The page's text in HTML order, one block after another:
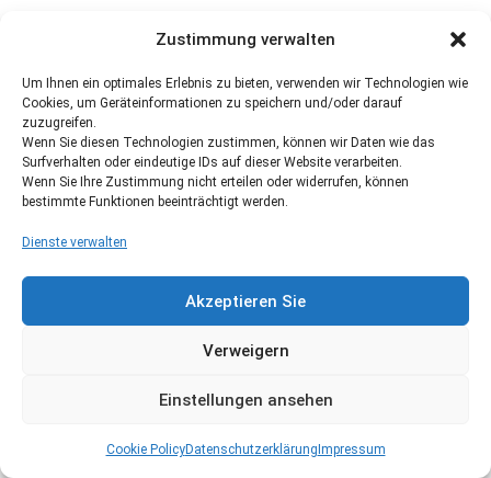
Zustimmung verwalten
Um Ihnen ein optimales Erlebnis zu bieten, verwenden wir Technologien wie
Cookies, um Geräteinformationen zu speichern und/oder darauf
zuzugreifen.
Wenn Sie diesen Technologien zustimmen, können wir Daten wie das
Surfverhalten oder eindeutige IDs auf dieser Website verarbeiten.
Wenn Sie Ihre Zustimmung nicht erteilen oder widerrufen, können
bestimmte Funktionen beeinträchtigt werden.
Dienste verwalten
Akzeptieren Sie
Verweigern
Einstellungen ansehen
Cookie PolicyDatenschutzerklärung Impressum